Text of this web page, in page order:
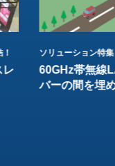
レ
ソリューション特集
60GHz帯無線
バーの間を埋